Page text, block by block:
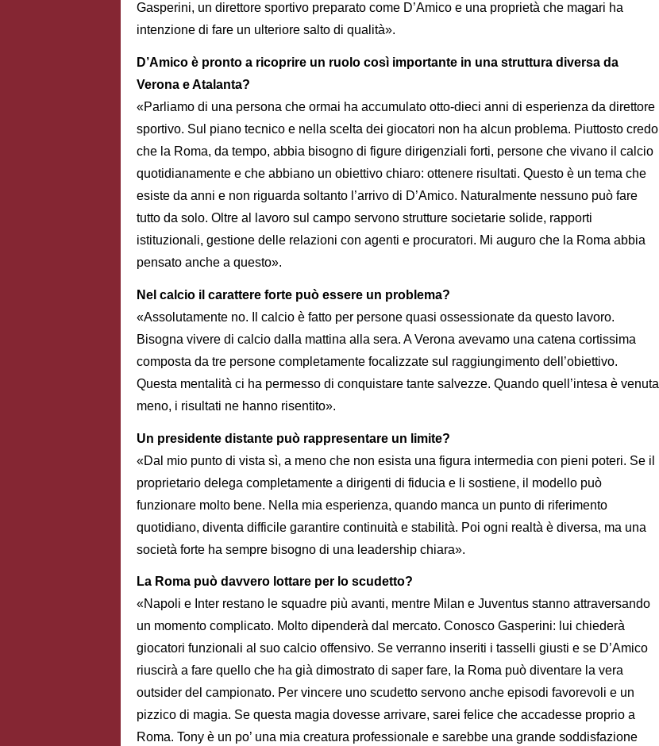
Gasperini, un direttore sportivo preparato come D’Amico e una proprietà che magari ha
intenzione di fare un ulteriore salto di qualità».
D’Amico è pronto a ricoprire un ruolo così importante in una struttura diversa da
Verona e Atalanta?
«Parliamo di una persona che ormai ha accumulato otto-dieci anni di esperienza da direttore
sportivo. Sul piano tecnico e nella scelta dei giocatori non ha alcun problema. Piuttosto credo
che la Roma, da tempo, abbia bisogno di figure dirigenziali forti, persone che vivano il calcio
quotidianamente e che abbiano un obiettivo chiaro: ottenere risultati. Questo è un tema che
esiste da anni e non riguarda soltanto l’arrivo di D’Amico. Naturalmente nessuno può fare
tutto da solo. Oltre al lavoro sul campo servono strutture societarie solide, rapporti
istituzionali, gestione delle relazioni con agenti e procuratori. Mi auguro che la Roma abbia
pensato anche a questo».
Nel calcio il carattere forte può essere un problema?
«Assolutamente no. Il calcio è fatto per persone quasi ossessionate da questo lavoro.
Bisogna vivere di calcio dalla mattina alla sera. A Verona avevamo una catena cortissima
composta da tre persone completamente focalizzate sul raggiungimento dell’obiettivo.
Questa mentalità ci ha permesso di conquistare tante salvezze. Quando quell’intesa è venuta
meno, i risultati ne hanno risentito».
Un presidente distante può rappresentare un limite?
«Dal mio punto di vista sì, a meno che non esista una figura intermedia con pieni poteri. Se il
proprietario delega completamente a dirigenti di fiducia e li sostiene, il modello può
funzionare molto bene. Nella mia esperienza, quando manca un punto di riferimento
quotidiano, diventa difficile garantire continuità e stabilità. Poi ogni realtà è diversa, ma una
società forte ha sempre bisogno di una leadership chiara».
La Roma può davvero lottare per lo scudetto?
«Napoli e Inter restano le squadre più avanti, mentre Milan e Juventus stanno attraversando
un momento complicato. Molto dipenderà dal mercato. Conosco Gasperini: lui chiederà
giocatori funzionali al suo calcio offensivo. Se verranno inseriti i tasselli giusti e se D’Amico
riuscirà a fare quello che ha già dimostrato di saper fare, la Roma può diventare la vera
outsider del campionato. Per vincere uno scudetto servono anche episodi favorevoli e un
pizzico di magia. Se questa magia dovesse arrivare, sarei felice che accadesse proprio a
Roma. Tony è un po’ una mia creatura professionale e sarebbe una grande soddisfazione